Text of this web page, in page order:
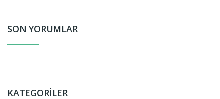
SON YORUMLAR
KATEGORILER